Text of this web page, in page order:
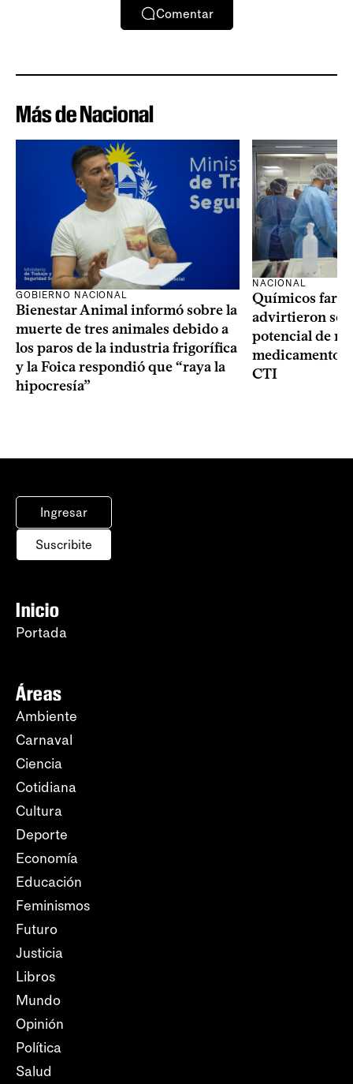
Comentar
Más de Nacional
GOBIERNO NACIONAL
Bienestar Animal informó sobre la
muerte de tres animales debido a
los paros de la industria frigorífica
y la Foica respondió que “raya la
hipocresía”
NACIONAL
Químicos
advirtieron
potencial de
medicamentos
CTI
Ingresar
Suscribite
Inicio
Portada
Áreas
Ambiente
Carnaval
Ciencia
Cotidiana
Cultura
Deporte
Economía
Educación
Feminismos
Futuro
Justicia
Libros
Mundo
Opinión
Política
Salud